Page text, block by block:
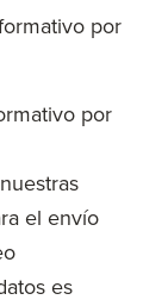
por
por
el envío
es